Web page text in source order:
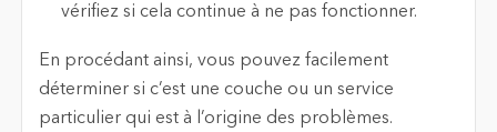
vérifiez si cela continue à ne pas fonctionner.
En procédant ainsi, vous pouvez facilement
déterminer si c’est une couche ou un service
particulier qui est à l’origine des problèmes.